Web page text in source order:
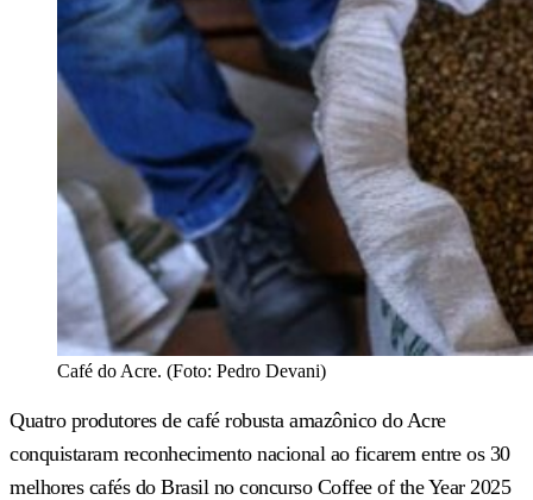
Café do Acre. (Foto: Pedro Devani)
Quatro produtores de café robusta amazônico do Acre
conquistaram reconhecimento nacional ao ficarem entre os 30
melhores cafés do Brasil no concurso Coffee of the Year 2025